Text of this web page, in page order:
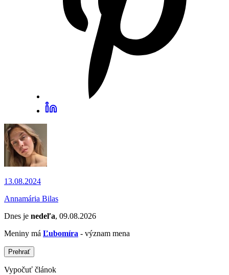
13.08.2024
Annamária Bilas
Dnes je nedeľa, 09.08.2026
Meniny má Ľubomíra - význam mena
Prehrať
Vypočuť článok